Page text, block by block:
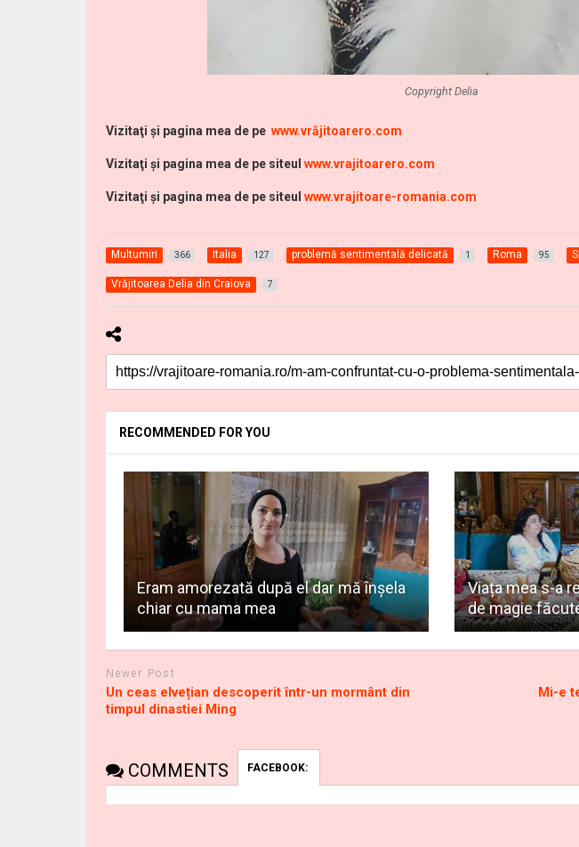
Copyright Delia
Vizitaţi şi pagina mea de pewww.vrăjitoarero.com
Vizitaţi şi pagina mea de pe siteulwww.vrajitoarero.com
Vizitaţi şi pagina mea de pe siteulwww.vrajitoare-romania.com
Multumiri 366 Italia 127 problemă sentimentală delicată 1 Roma 95
Vrăjitoarea Delia din Craiova 7
RECOMMENDED FOR YOU
Eram amorezată după el dar mă înşela
chiar cu mama mea
Viața mea s-a
de magie
Newer Post
Un ceas elvețian descoperit într-un mormânt din
timpul dinastiei Ming
Mi-e
COMMENTS FACEBOOK: